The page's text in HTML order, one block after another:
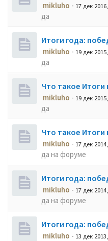
mikluho - 17 дек
да
Итоги года:
mikluho - 19 дек
да
Что такое Итоги
mikluho - 19 дек
да
Что такое Итоги
mikluho - 17 дек
да на форуме
Итоги года:
mikluho - 17 дек
да на форуме
Итоги года:
mikluho - 13 дек